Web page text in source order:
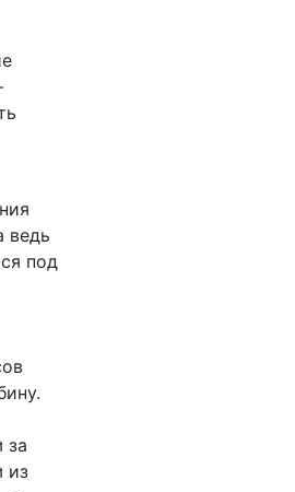
ведь
под
за
из